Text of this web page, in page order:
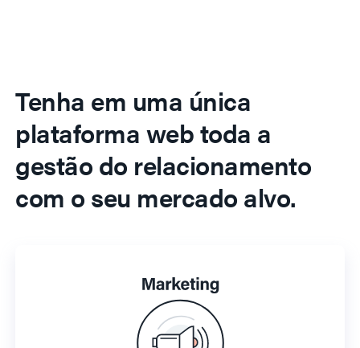
Tenha em uma única
plataforma web toda a
gestão do relacionamento
com o seu mercado alvo.